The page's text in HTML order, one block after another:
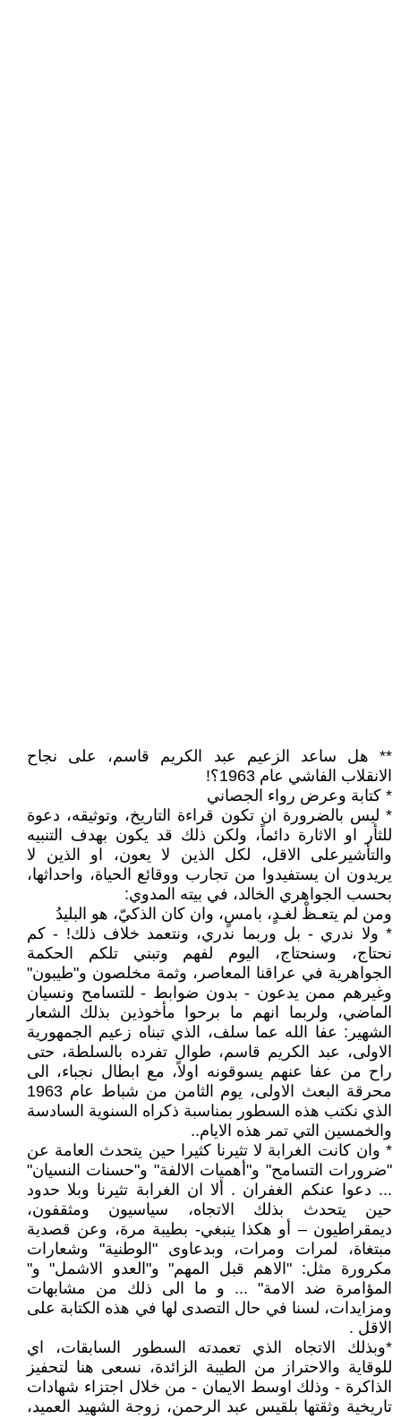
** هل ساعد الزعيم عبد الكريم قاسم، على نجاح
الانقلاب الفاشي عام 1963؟!
* كتابة وعرض رواء الجصاني
* ليس بالضرورة ان تكون قراءة التاريخ، وتوثيقه، دعوة
للثأر او الاثارة دائماً، ولكن ذلك قد يكون بهدف التنبيه
والتأشيرعلى الاقل، لكل الذين لا يعون، او الذين لا
يريدون ان يستفيدوا من تجارب ووقائع الحياة، واحداثها،
بحسب الجواهري الخالد، في بيته المدوي:
ومن لم يتعـظْ لغـدٍ، بامسٍ، وان كان الذكيّ، هو البليدُ
* ولا ندري - بل وربما ندري، ونتعمد خلاف ذلك! - كم
نحتاج، وسنحتاج، اليوم لفهم وتبني تلكم الحكمة
الجواهرية في عراقنا المعاصر، وثمة مخلصون و"طيبون"
وغيرهم ممن يدعون - بدون ضوابط - للتسامح ونسيان
الماضي، ولربما انهم ما برحوا مأخوذين بذلك الشعار
الشهير: عفا الله عما سلف، الذي تبناه زعيم الجمهورية
الاولى، عبد الكريم قاسم، طوال تفرده بالسلطة، حتى
راح من عفا عنهم يسوقونه اولاً، مع ابطال نجباء، الى
محرقة البعث الاولى، يوم الثامن من شباط عام 1963
الذي نكتب هذه السطور بمناسبة ذكراه السنوية السادسة
والخمسين التي تمر هذه الايام..
* وان كانت الغرابة لا تثيرنا كثيرا حين يتحدث العامة عن
"ضرورات التسامح" و"أهميات الالفة" و"حسنات النسيان"
... دعوا عنكم الغفران . ألا ان الغرابة تثيرنا وبلا حدود
حين يتحدث بذلك الاتجاه، سياسيون ومثقفون،
ديمقراطيون – أو هكذا ينبغي- بطيبة مرة، وعن قصدية
مبتغاة، لمرات ومرات، وبدعاوى "الوطنية" وشعارات
مكرورة مثل: "الاهم قبل المهم" و"العدو الاشمل" و"
المؤامرة ضد الامة" ... و ما الى ذلك من مشابهات
ومزايدات، لسنا في حال التصدى لها في هذه الكتابة على
الاقل .
*وبذلك الاتجاه الذي تعمدته السطور السابقات، اي
للوقاية والاحتراز من الطيبة الزائدة، نسعى هنا لتحفيز
الذاكرة - وذلك اوسط الايمان - من خلال اجتزاء شهادات
تاريخية وثقتها بلقيس عبد الرحمن، زوجة الشهيد العميد،